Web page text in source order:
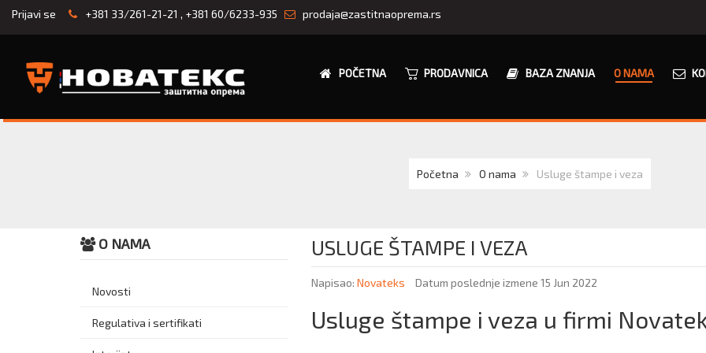
Prijavi se +381 33/261-21-21 , +381 60/6233-935 prodaja@zastitnaoprema.rs
POČETNA PRODAVNICA BAZA ZNANJA O NAMA
Početna O nama Usluge štampe i veza
O NAMA
Novosti
Regulativa i sertifikati
USLUGE ŠTAMPE I VEZA
Napisao: Novateks Datum poslednje izmene 15 Jun 2022
Usluge štampe i veza u firmi